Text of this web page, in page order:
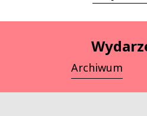
Archiwum